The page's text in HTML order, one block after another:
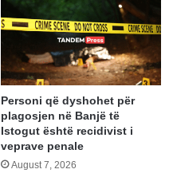
Personi që dyshohet për
plagosjen në Banjë të
Istogut është recidivist i
veprave penale
August 7, 2026